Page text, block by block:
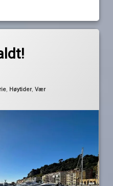
, Høytider,Vær